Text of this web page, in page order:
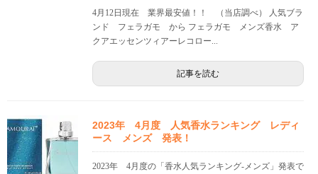
4月12日現在 業界最安値！！ （当店調べ） 人気ブラ
ンド フェラガモ から フェラガモ メンズ香水 ア
クアエッセンツィアーレコロー...
記事を読む
2023年 4月度 人気香水ランキング レディ
ース メンズ 発表！
2023年 4月度の「香水人気ランキング-メンズ」発表で